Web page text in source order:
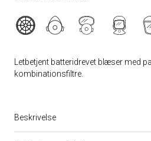
Letbetjent batteridrevet blæser med
kombinationsfiltre.
Beskrivelse